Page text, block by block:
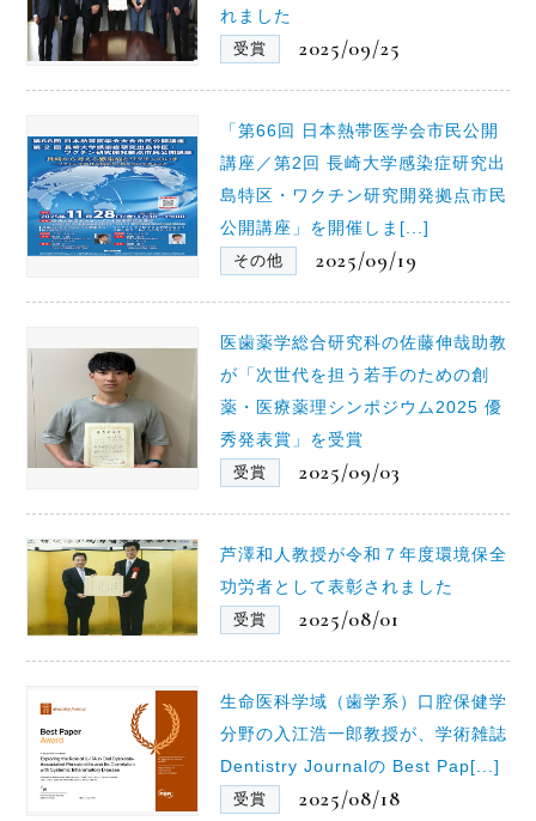
れました
受賞
2025/09/25
「第66回 日本熱帯医学会市民公開
講座／第2回 長崎大学感染症研究出
島特区・ワクチン研究開発拠点市民
公開講座」を開催しま[...]
その他
2025/09/19
医歯薬学総合研究科の佐藤伸哉助教
が「次世代を担う若手のための創
薬・医療薬理シンポジウム2025 優
秀発表賞」を受賞
受賞
2025/09/03
芦澤和人教授が令和７年度環境保全
功労者として表彰されました
受賞
2025/08/01
生命医科学域（歯学系）口腔保健学
分野の入江浩一郎教授が、学術雑誌
Dentistry Journalの Best Pap[...]
受賞
2025/08/18